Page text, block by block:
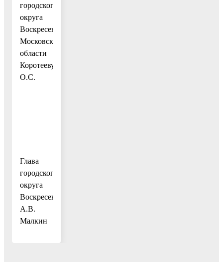
городского
округа
Воскресенск
Московской
области
Коротееву
О.С.
Глава
городского
округа
Воскресенск
А.В.
Малкин